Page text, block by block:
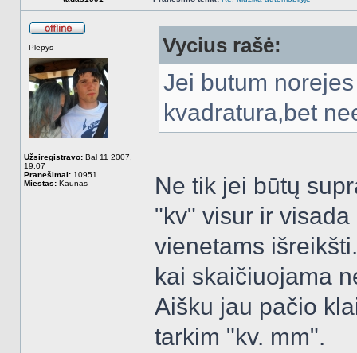
Plepys
Užsiregistravo: Bal 11 2007,
19:07
Pranešimai: 10951
Miestas: Kaunas
Vycius rašė:
Jei butum
kvadratura,bet
Ne tik jei būtų
"kv" visur ir
vienetams
kai skaičiuojama
Aišku jau pačio
tarkim "kv. mm".